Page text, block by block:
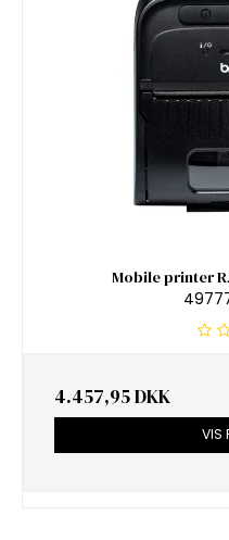
Mobile printer
4.457,95 DKK
VIS